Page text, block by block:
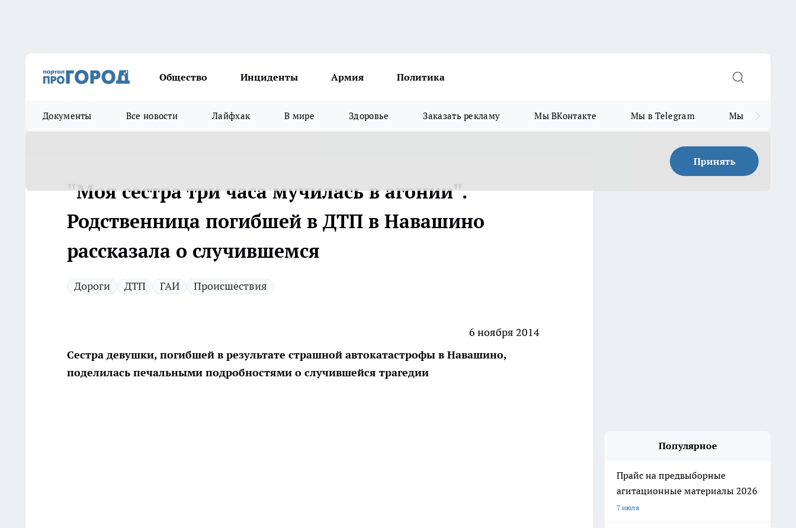
Общество Инциденты Армия Политика
Документы Все новости Лайфхак В мире Здоровье Заказать рекламу Мы ВКонтакте Мы в Telegram Мы в MAX
Принять
"Моя сестра три часа мучилась в агонии".
Родственница погибшей в ДТП в Навашино
рассказала о случившемся
Дороги ДТП ГАИ Происшествия
6 ноября 2014
Сестра девушки, погибшей в результате страшной автокатастрофы в Навашино,
поделилась печальными подробностями о случившейся трагедии
Популярное
Прайс на предвыборные
агитационные материалы 2026
7 июля